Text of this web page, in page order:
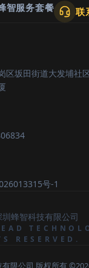
智服务套餐 联
区坂田街道大发埔社
号-1
圳蜂智科技有限公司
RESERVED.
限公司 版权所有